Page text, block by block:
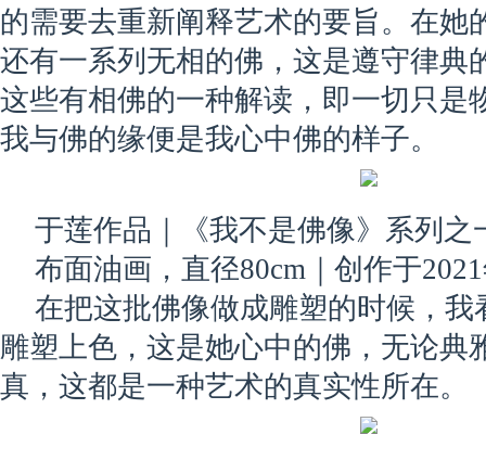
的需要去重新阐释艺术的要旨。在她
还有一系列无相的佛，这是遵守律典
这些有相佛的一种解读，即一切只是
我与佛的缘便是我心中佛的样子。
于莲作品｜《我不是佛像》系列之
布面油画，直径80cm｜创作于
在把这批佛像做成雕塑的时候，
雕塑上色，这是她心中的佛，无论典
真，这都是一种艺术的真实性所在。